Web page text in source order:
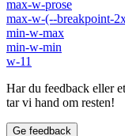
max-w-prose
max-w-(--breakpoint-
min-w-max
min-w-min
w-11
Har du feedback eller
tar vi hand om resten!
Ge feedback